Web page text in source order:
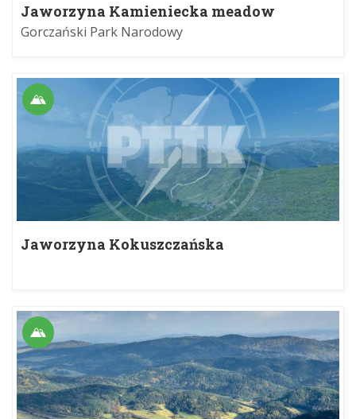
Jaworzyna Kamieniecka meadow
Gorczański Park Narodowy
Jaworzyna Kokuszczańska